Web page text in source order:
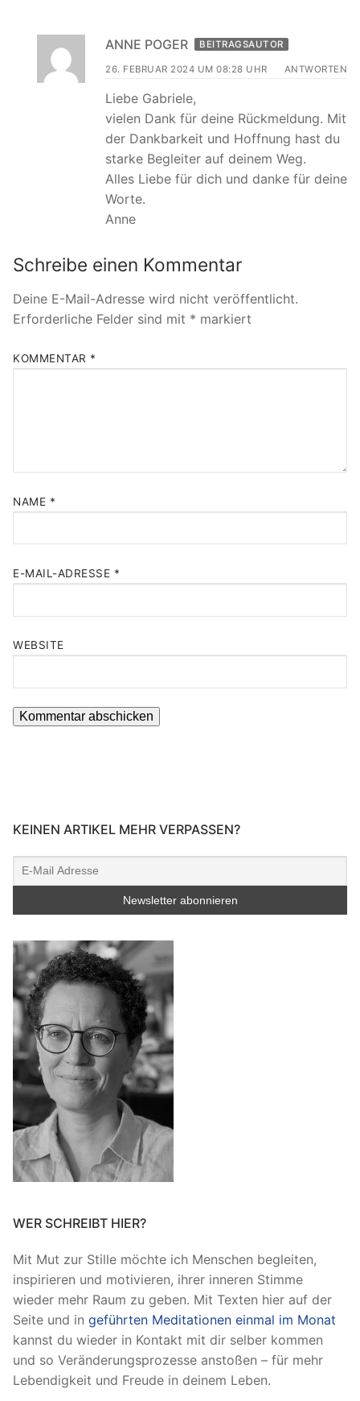
ANNE POGER BEITRAGSAUTOR
26. FEBRUAR 2024 UM 08:28 UHR ANTWORTEN
Liebe Gabriele,
vielen Dank für deine Rückmeldung. Mit
der Dankbarkeit und Hoffnung hast du
starke Begleiter auf deinem Weg.
Alles Liebe für dich und danke für deine
Worte.
Anne
Schreibe einen Kommentar
Deine E-Mail-Adresse wird nicht veröffentlicht.
Erforderliche Felder sind mit * markiert
KOMMENTAR *
NAME *
E-MAIL-ADRESSE *
WEBSITE
KEINEN ARTIKEL MEHR VERPASSEN?
WER SCHREIBT HIER?
Mit Mut zur Stille möchte ich Menschen begleiten,
inspirieren und motivieren, ihrer inneren Stimme
wieder mehr Raum zu geben. Mit Texten hier auf der
Seite und in geführten Meditationen einmal im Monat
kannst du wieder in Kontakt mit dir selber kommen
und so Veränderungsprozesse anstoßen – für mehr
Lebendigkeit und Freude in deinem Leben.